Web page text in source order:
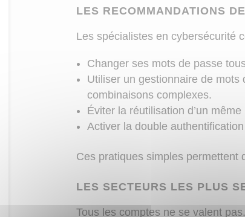
LES RECOMMANDATIONS
Les spécialistes en cybersécurité
Changer ses mots de passe
Utiliser un gestionnaire de
combinaisons complexes.
Éviter la réutilisation d’un
Activer la double
Ces pratiques simples permettent
LES SECTEURS LES PLUS
Tous les comptes ne se valent